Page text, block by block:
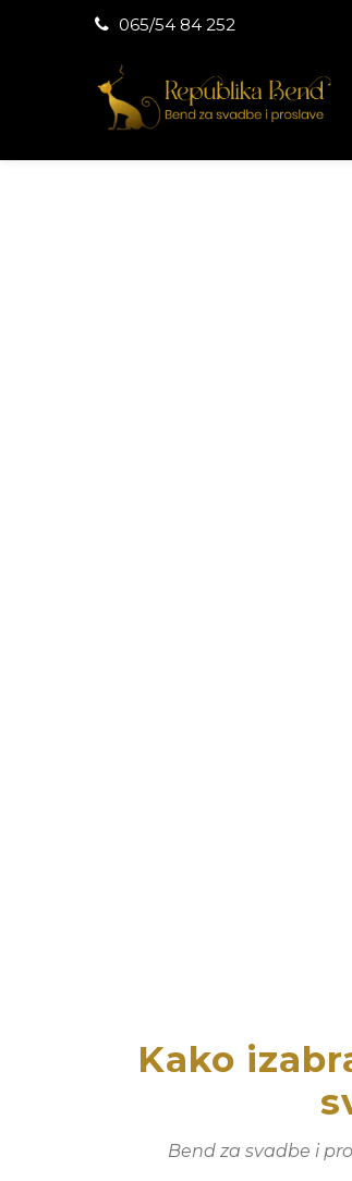
065/54 84 252
Kako
Bend za svadbe i